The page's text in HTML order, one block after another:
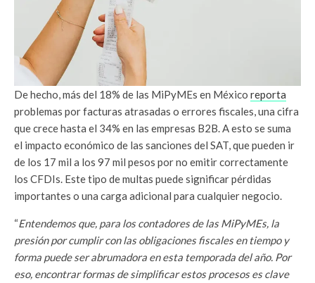
De hecho, más del 18% de las MiPyMEs en México reporta
problemas por facturas atrasadas o errores fiscales, una cifra
que crece hasta el 34% en las empresas B2B. A esto se suma
el impacto económico de las sanciones del SAT, que pueden ir
de los 17 mil a los 97 mil pesos por no emitir correctamente
los CFDIs. Este tipo de multas puede significar pérdidas
importantes o una carga adicional para cualquier negocio.
“Entendemos que, para los contadores de las MiPyMEs, la
presión por cumplir con las obligaciones fiscales en tiempo y
forma puede ser abrumadora en esta temporada del año. Por
eso, encontrar formas de simplificar estos procesos es clave